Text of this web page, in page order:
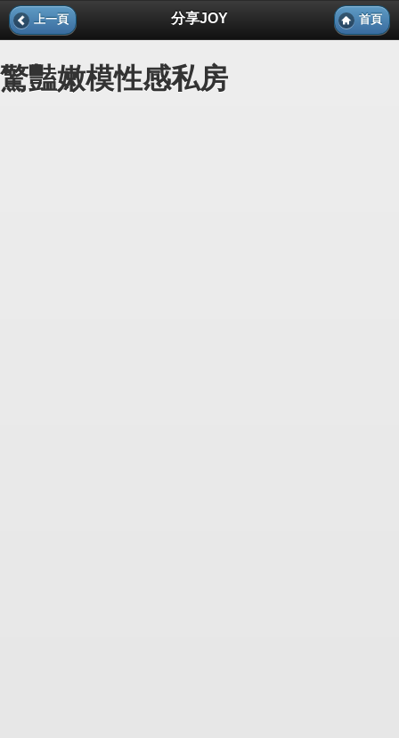
上一頁 分享JOY 首頁
驚豔嫩模性感私房